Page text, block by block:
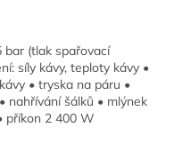
bar (tlak spařovací
síly kávy, teploty kávy •
• tryska na páru •
nahřívání šálků • mlýnek
příkon 2 400 W